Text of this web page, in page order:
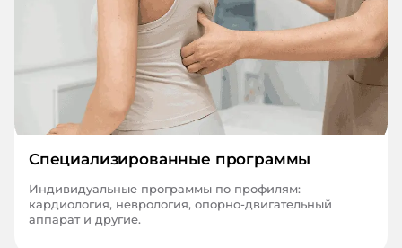
Специализированные программы
Индивидуальные программы по профилям:
кардиология, неврология, опорно-двигательный
аппарат и другие.